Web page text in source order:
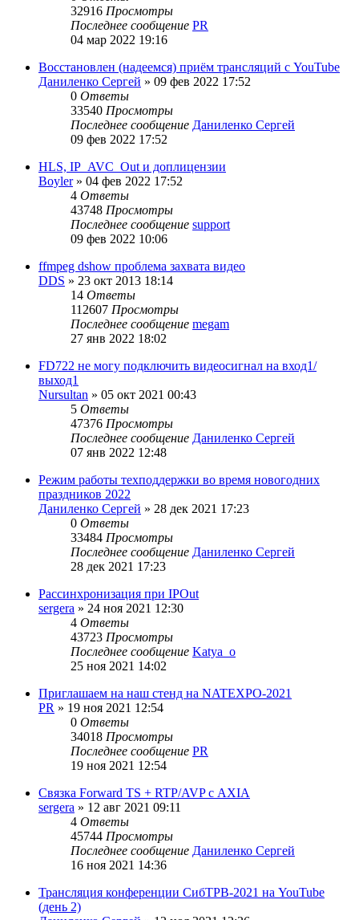
32916 Просмотры
Последнее сообщение PR
04 мар 2022 19:16
Восстановлен (надеемся) приём трансляций с YouTube
Даниленко Сергей » 09 фев 2022 17:52
0 Ответы
33540 Просмотры
Последнее сообщение Даниленко Сергей
09 фев 2022 17:52
HLS, IP_AVC_Out и доплицензии
Boyler» 04 фев 2022 17:52
4 Ответы
43748 Просмотры
Последнее сообщение support
09 фев 2022 10:06
ffmpeg dshow проблема захвата видео
DDS » 23 окт 2013 18:14
14 Ответы
112607 Просмотры
Последнее сообщение megam
27 янв 2022 18:02
FD722 не могу подключить видеосигнал на вход1/
выход1
Nursultan » 05 окт 2021 00:43
5 Ответы
47376 Просмотры
Последнее сообщение Даниленко Сергей
07 янв 2022 12:48
Режим работы техподдержки во время новогодних
праздников 2022
Даниленко Сергей » 28 дек 2021 17:23
0 Ответы
33484 Просмотры
Последнее сообщение Даниленко Сергей
28 дек 2021 17:23
Рассинхронизация при IPOut
sergera » 24 ноя 2021 12:30
4 Ответы
43723 Просмотры
Последнее сообщение Katya_o
25 ноя 2021 14:02
Приглашаем на наш стенд на NATEXPO-2021
PR » 19 ноя 2021 12:54
0 Ответы
34018 Просмотры
Последнее сообщение PR
19 ноя 2021 12:54
Связка Forward TS + RTP/AVP с AXIA
sergera » 12 авг 2021 09:11
4 Ответы
45744 Просмотры
Последнее сообщение Даниленко Сергей
16 ноя 2021 14:36
Трансляция конференции СибТРВ-2021 на YouTube
(день 2)